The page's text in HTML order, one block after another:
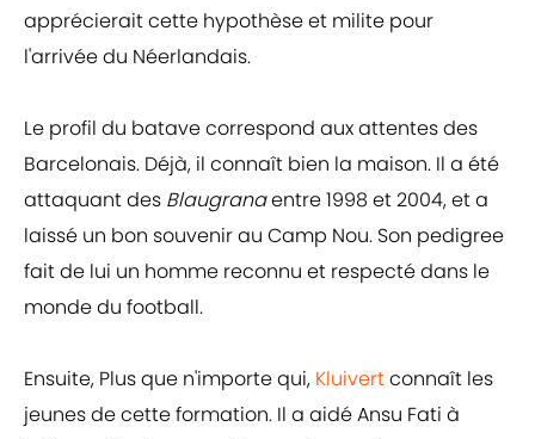
apprécierait cette hypothèse et milite pour
l'arrivée du Néerlandais.
Le profil du batave correspond aux attentes des
Barcelonais. Déjà, il connaît bien la maison. Il a été
attaquant des Blaugranaentre 1998 et 2004, et a
laissé un bon souvenir au Camp Nou. Son pedigree
fait de lui un homme reconnu et respecté dans le
monde du football.
Ensuite, Plus que n'importe qui, Kluivertconnaît les
jeunes de cette formation. Il a aidé Ansu Fati à